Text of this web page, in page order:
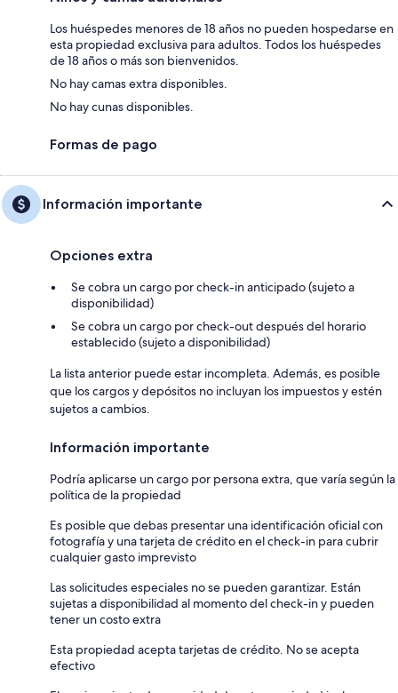
Los huéspedes menores de 18 años no pueden hospedarse en
esta propiedad exclusiva para adultos. Todos los huéspedes
de 18 años o más son bienvenidos.
No hay camas extra disponibles.
No hay cunas disponibles.
Formas de pago
Información importante
Opciones extra
Se cobra un cargo por check-in anticipado (sujeto a
disponibilidad)
Se cobra un cargo por check-out después del horario
establecido (sujeto a disponibilidad)
La lista anterior puede estar incompleta. Además, es posible
que los cargos y depósitos no incluyan los impuestos y estén
sujetos a cambios.
Información importante
Podría aplicarse un cargo por persona extra, que varía según la
política de la propiedad
Es posible que debas presentar una identificación oficial con
fotografía y una tarjeta de crédito en el check-in para cubrir
cualquier gasto imprevisto
Las solicitudes especiales no se pueden garantizar. Están
sujetas a disponibilidad al momento del check-in y pueden
tener un costo extra
Esta propiedad acepta tarjetas de crédito. No se acepta
efectivo